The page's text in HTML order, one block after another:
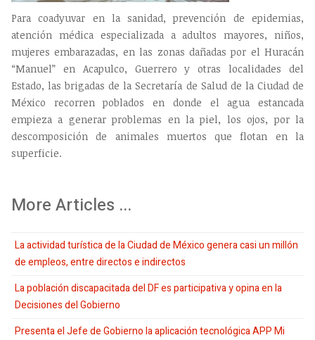
Para coadyuvar en la sanidad, prevención de epidemias,
atención médica especializada a adultos mayores, niños,
mujeres embarazadas, en las zonas dañadas por el Huracán
“Manuel” en Acapulco, Guerrero y otras localidades del
Estado, las brigadas de la Secretaría de Salud de la Ciudad de
México recorren poblados en donde el agua estancada
empieza a generar problemas en la piel, los ojos, por la
descomposición de animales muertos que flotan en la
superficie.
More Articles ...
La actividad turística de la Ciudad de México genera casi un millón
de empleos, entre directos e indirectos
La población discapacitada del DF es participativa y opina en la
Decisiones del Gobierno
Presenta el Jefe de Gobierno la aplicación tecnológica APP Mi